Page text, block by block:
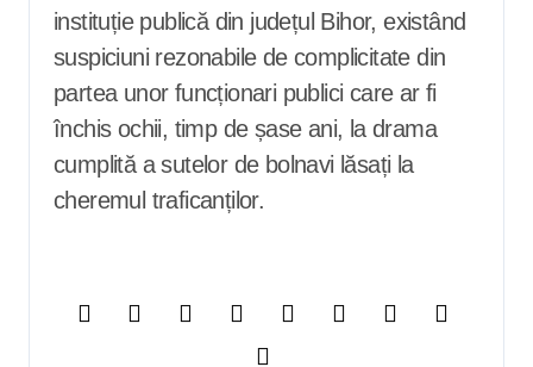
instituție publică din județul Bihor, existând
suspiciuni rezonabile de complicitate din
partea unor funcționari publici care ar fi
închis ochii, timp de șase ani, la drama
cumplită a sutelor de bolnavi lăsați la
cheremul traficanților.